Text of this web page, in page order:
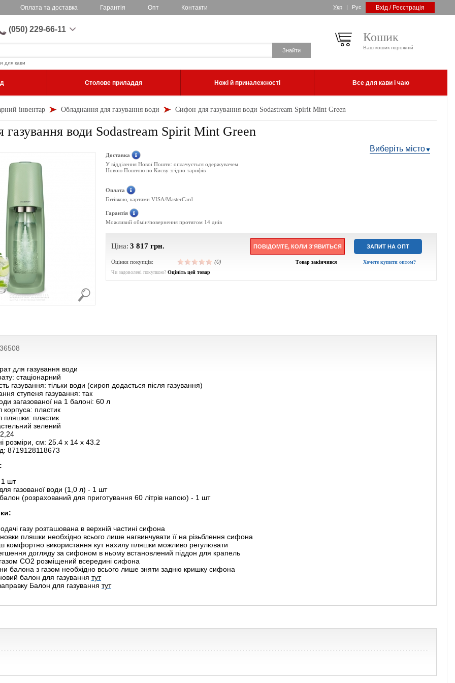
Оплата та доставка Гарантія Опт Контакти Укр | Рус Вхід / Реєстрація
(050) 229-66-11
для кави
Кошик
Ваш кошик порожній
Столове приладдя Ножі й приналежності Все для кави і чаю
інвентар Обладнання для газування води Сифон для газування води Sodastream Spirit Mint Green
води Sodastream Spirit Mint Green
Виберіть місто
Доставка
У відділення Нової Пошти: оплачується одержувачем
Новою Поштою по Києву згідно тарифів
Оплата
Готівкою, картами VISA/MasterCard
Гарантія
Можливий обмін/повернення протягом 14 днів
Ціна: 3 817 грн. ПОВІДОМТЕ, КОЛИ З'ЯВИТЬСЯ ЗАПИТ НА ОПТ
Оцінки покупців: (0) Товар закінчився
Хочете купити оптом?
Чи задоволені покупкою? Оцініть цей товар
для газування води
стаціонарний
газування: тільки води (сироп додається після газування)
ступеня газування: так
загазованої на 1 балоні: 60 л
корпуса: пластик
пляшки: пластик
зелений
розміри, см: 25.4 x 14 x 43.2
8719128118673
шт
газованої води (1,0 л) - 1 шт
(розрахований для приготування 60 літрів напою) - 1 шт
газу розташована в верхній частині сифона
пляшки необхідно всього лише нагвинчувати її на різьблення сифона
комфортно використання кут нахилу пляшки можливо регулювати
догляду за сифоном в ньому встановлений піддон для крапель
CO2 розміщений всередині сифона
балона з газом необхідно всього лише зняти задню кришку сифона
балон для газування тут
Балон для газування тут